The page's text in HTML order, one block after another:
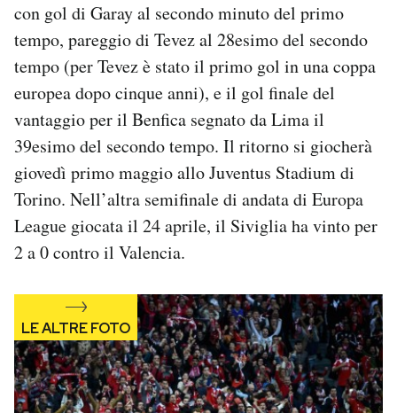
CALENDARIO
AREA PERSONALE
Area Personale
Newsletter
Notifiche mobile
Regala il Post
Hai bisogno di aiuto?
con gol di Garay al secondo minuto del primo
tempo, pareggio di Tevez al 28esimo del secondo
tempo (per Tevez è stato il primo gol in una coppa
europea dopo cinque anni), e il gol finale del
vantaggio per il Benfica segnato da Lima il
39esimo del secondo tempo. Il ritorno si giocherà
giovedì primo maggio allo Juventus Stadium di
Torino. Nell’altra semifinale di andata di Europa
League giocata il 24 aprile, il Siviglia ha vinto per
2 a 0 contro il Valencia.